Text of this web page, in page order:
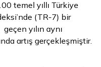
temel yıllı Türkiye
(TR-7) bir
yılın aynı
artış gerçekleşmiştir.